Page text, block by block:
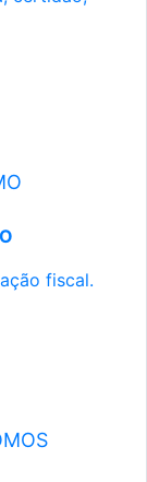
fiscal.